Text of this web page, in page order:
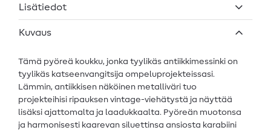
Lisätiedot
Kuvaus
Tämä pyöreä koukku, jonka tyylikäs antiikkimessinki on
tyylikäs katseenvangitsija ompeluprojekteissasi.
Lämmin, antiikkisen näköinen metalliväri tuo
projekteihisi ripauksen vintage-viehätystä ja näyttää
lisäksi ajattomalta ja laadukkaalta. Pyöreän muotonsa
ja harmonisesti kaarevan siluettinsa ansiosta karabiini